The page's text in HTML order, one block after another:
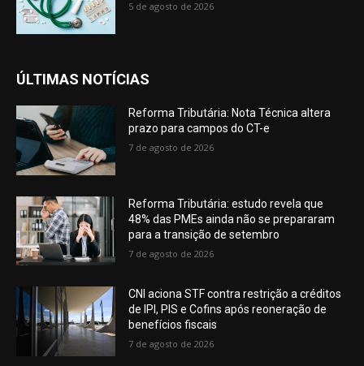
5 de agosto de 2026
ÚLTIMAS NOTÍCIAS
Reforma Tributária: Nota Técnica altera
prazo para campos do CT-e
7 de agosto de 2026
Reforma Tributária: estudo revela que
48% das PMEs ainda não se prepararam
para a transição de setembro
7 de agosto de 2026
CNI aciona STF contra restrição a créditos
de IPI, PIS e Cofins após reoneração de
benefícios fiscais
7 de agosto de 2026